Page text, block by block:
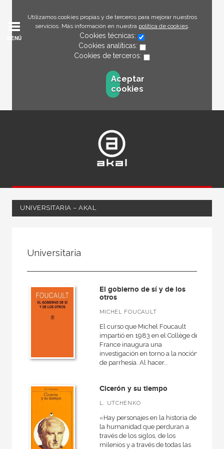
Utilizamos cookies propias y de terceros para mejorar nuestros
servicios. Más información en nuestra política de cookies.
Cookies técnicas:
Cookies analíticas:
Cookies de terceros:
Aceptar
cookies
MENÚ
UNIVERSITARIA – AKAL
Ciencias humanas y sociales
Filosofía
Antigua
Medieval
Filosofía y crítica de la cultura
Contemporánea
Universitaria
El gobierno de sí y de los
otros
MICHEL FOUCAULT
El curso que Michel Foucault
impartió en 1983 en el Collège de
France inaugura una
investigación en torno a la noción
de parrhesía. Al hacer...
Cicerón y su tiempo
L. UTCHENKO
«Hay personajes en la historia de
la humanidad que perduran a
través de los siglos, de los
milenios y a través de todas las